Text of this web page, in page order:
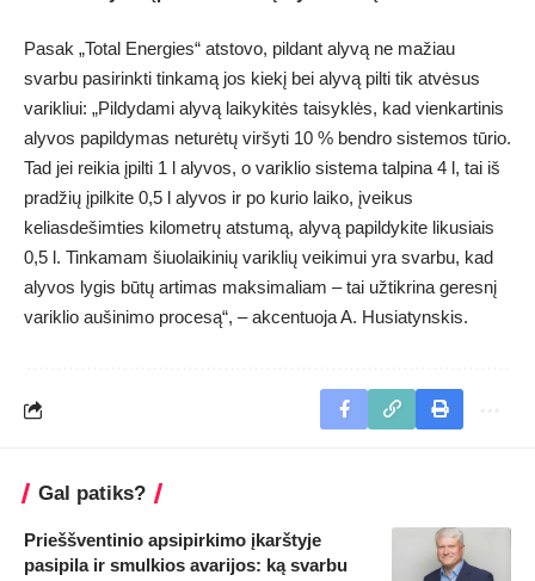
Pasak „Total Energies“ atstovo, pildant alyvą ne mažiau
svarbu pasirinkti tinkamą jos kiekį bei alyvą pilti tik atvėsus
varikliui: „Pildydami alyvą laikykitės taisyklės, kad vienkartinis
alyvos papildymas neturėtų viršyti 10 % bendro sistemos tūrio.
Tad jei reikia įpilti 1 l alyvos, o variklio sistema talpina 4 l, tai iš
pradžių įpilkite 0,5 l alyvos ir po kurio laiko, įveikus
keliasdešimties kilometrų atstumą, alyvą papildykite likusiais
0,5 l. Tinkamam šiuolaikinių variklių veikimui yra svarbu, kad
alyvos lygis būtų artimas maksimaliam – tai užtikrina geresnį
variklio aušinimo procesą“, – akcentuoja A. Husiatynskis.
Gal patiks?
Prieššventinio apsipirkimo įkarštyje
pasipila ir smulkios avarijos: ką svarbu